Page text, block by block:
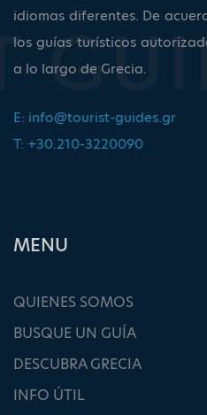
idiomas diferentes. De
los guías turísticos
a lo largo de Grecia.
E: info@tourist-guides.gr
T: +30.210-3220090
ΜΕΝU
QUIENES SOMOS
BUSQUE UN GUÍA
DESCUBRA GRECIA
INFO ÚTIL